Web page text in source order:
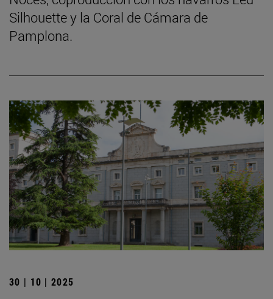
Silhouette y la Coral de Cámara de
Pamplona.
30 | 10 | 2025